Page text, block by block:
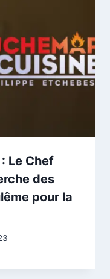
Le Chef
des
pour la